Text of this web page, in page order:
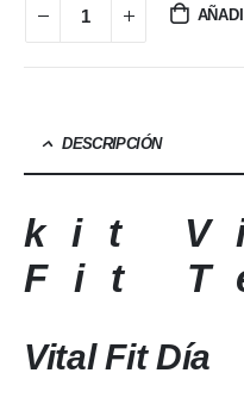
DESCRIPCIÓN
kit
Fit
Vital Fit Día